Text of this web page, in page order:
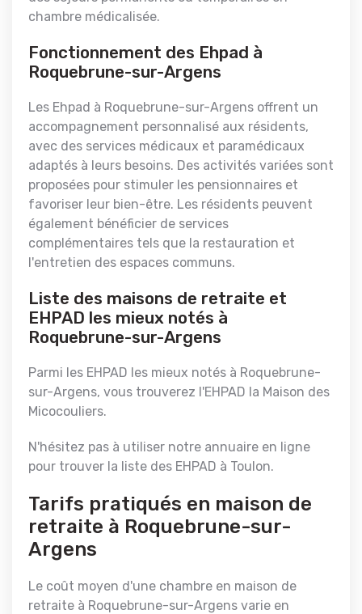
chambre médicalisée.
Fonctionnement des Ehpad à
Roquebrune-sur-Argens
Les Ehpad à Roquebrune-sur-Argens offrent un
accompagnement personnalisé aux résidents,
avec des services médicaux et paramédicaux
adaptés à leurs besoins. Des activités variées sont
proposées pour stimuler les pensionnaires et
favoriser leur bien-être. Les résidents peuvent
également bénéficier de services
complémentaires tels que la restauration et
l'entretien des espaces communs.
Liste des maisons de retraite et
EHPAD les mieux notés à
Roquebrune-sur-Argens
Parmi les EHPAD les mieux notés à Roquebrune-
sur-Argens, vous trouverez l'EHPAD la Maison des
Micocouliers.
N'hésitez pas à utiliser notre annuaire en ligne
pour trouver la liste des EHPAD à Toulon.
Tarifs pratiqués en maison de
retraite à Roquebrune-sur-
Argens
Le coût moyen d'une chambre en maison de
retraite à Roquebrune-sur-Argens varie en